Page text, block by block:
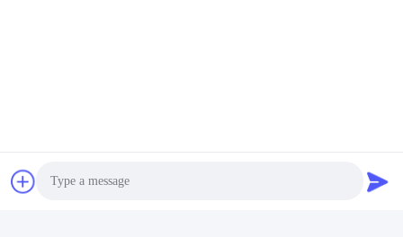
Tel.